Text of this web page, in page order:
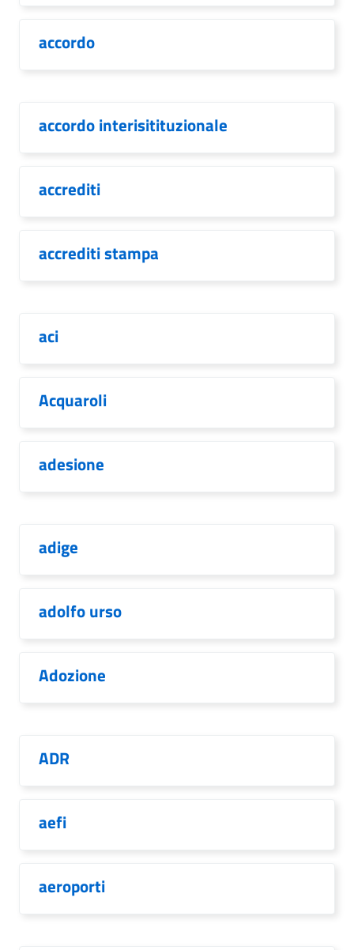
accordo
accordo interisitituzionale
accrediti
accrediti stampa
aci
Acquaroli
adesione
adige
adolfo urso
Adozione
ADR
aefi
aeroporti